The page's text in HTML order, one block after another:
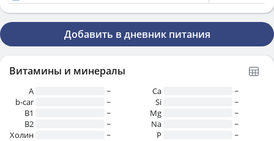
Добавить в дневник питания
Витамины и минералы
A
~
b-car
~
В1
~
B2
~
Холин
~
Ca
~
Si
~
Mg
~
Na
~
P
~